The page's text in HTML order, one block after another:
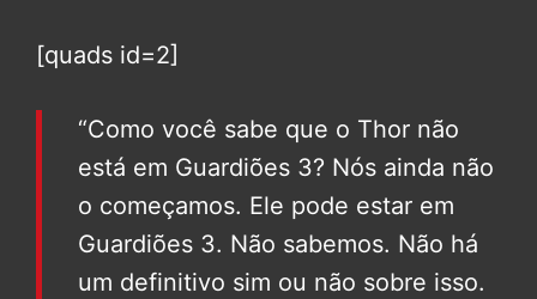
[quads id=2]
“Como você sabe que o Thor não
está em Guardiões 3? Nós ainda não
o começamos. Ele pode estar em
Guardiões 3. Não sabemos. Não há
um definitivo sim ou não sobre isso.